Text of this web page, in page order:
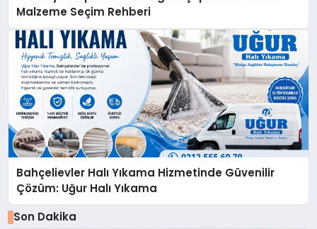
Malzeme Seçim Rehberi
Bahçelievler Halı Yıkama Hizmetinde Güvenilir
Çözüm: Uğur Halı Yıkama
Son Dakika